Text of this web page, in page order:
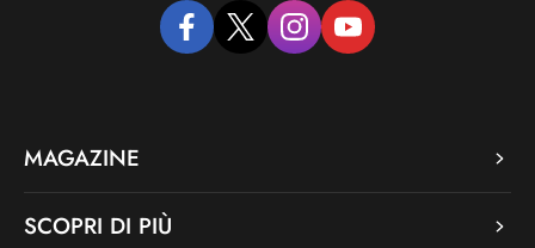
facebooktwitter instagramyoutube
MAGAZINE
SCOPRI DI PIÙ